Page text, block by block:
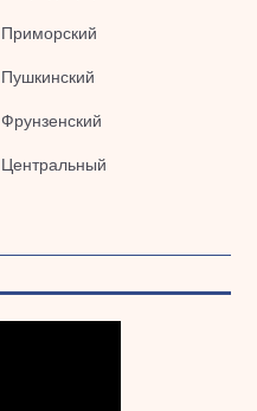
Приморский
Пушкинский
Фрунзенский
Центральный